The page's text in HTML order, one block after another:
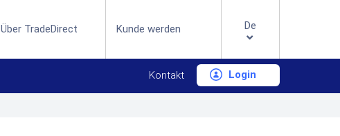
Über TradeDirect Kunde werden De
Kontakt Login